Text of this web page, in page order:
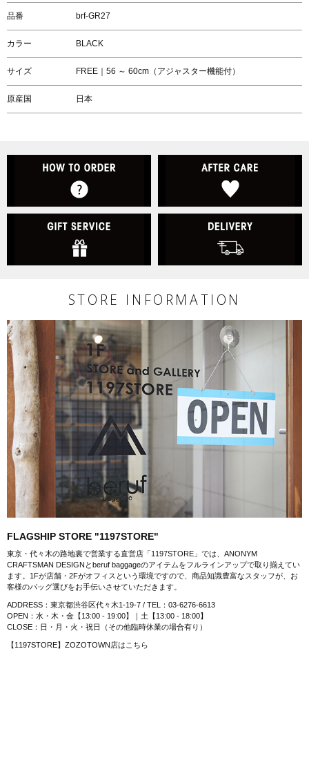
品番 brf-GR27
カラー BLACK
サイズ FREE｜56 ～ 60cm（アジャスター機能付）
原産国 日本
HOW TO ORDER
STORE INFORMATION
FLAGSHIP STORE "1197STORE"
東京・代々木の路地裏で営業する直営店「1197STORE」では、ANONYM
CRAFTSMAN DESIGNとberuf baggageのアイテムをフルラインアップで取り揃えてい
ます。1Fが店舗・2Fがオフィスという環境ですので、商品知識豊富なスタッフが、お
客様のバッグ選びをお手伝いさせていただきます。
ADDRESS：東京都渋谷区代々木1-19-7 / TEL：03-6276-6613
OPEN：水・木・金【13:00 - 19:00】｜土【13:00 - 18:00】
CLOSE：日・月・火・祝日（その他臨時休業の場合有り）
【1197STORE】ZOZOTOWN店はこちら